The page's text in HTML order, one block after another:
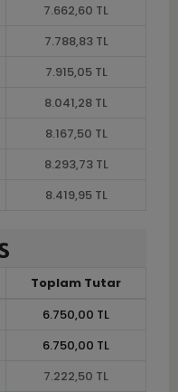
7.662,60 TL
7.788,83 TL
7.915,05 TL
8.041,28 TL
8.167,50 TL
8.293,73 TL
8.419,95 TL
Toplam Tutar
6.750,00 TL
6.750,00 TL
7.222,50 TL